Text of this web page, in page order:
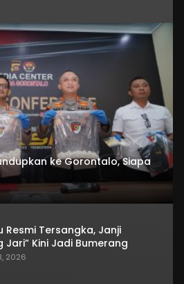
ke Gorontalo, Siapa
Resmi Tersangka, Janji
Jari” Kini Jadi Bumerang
2026